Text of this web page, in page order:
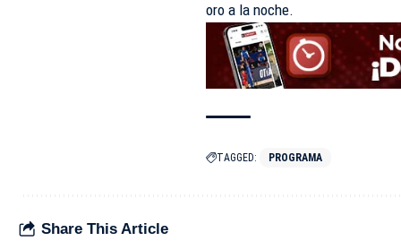
oro a la noche.
TAGGED: PROGRAMA
Share This Article